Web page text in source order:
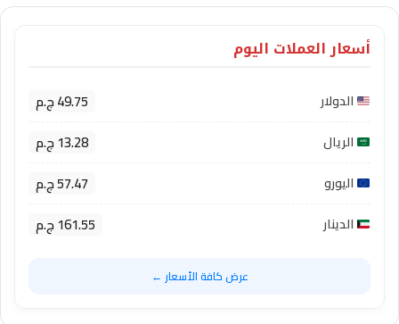
أسعار العملات اليوم
الدولار 49.75 ج.م
الريال 13.28 ج.م
اليورو 57.47 ج.م
الدينار 161.55 ج.م
عرض كافة الأسعار ←